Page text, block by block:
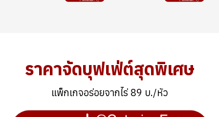
ราคาจัดบุฟเฟ่ต์สุดพิเศษ
แพ็กเกจอร่อยจากไร่ 89 บ./หัว